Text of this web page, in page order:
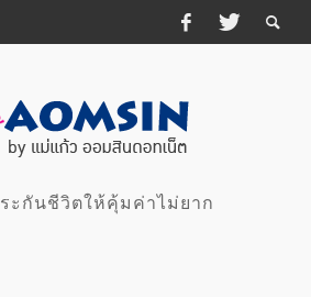
ะกันชีวิตให้คุ้มค่าไม่ยาก